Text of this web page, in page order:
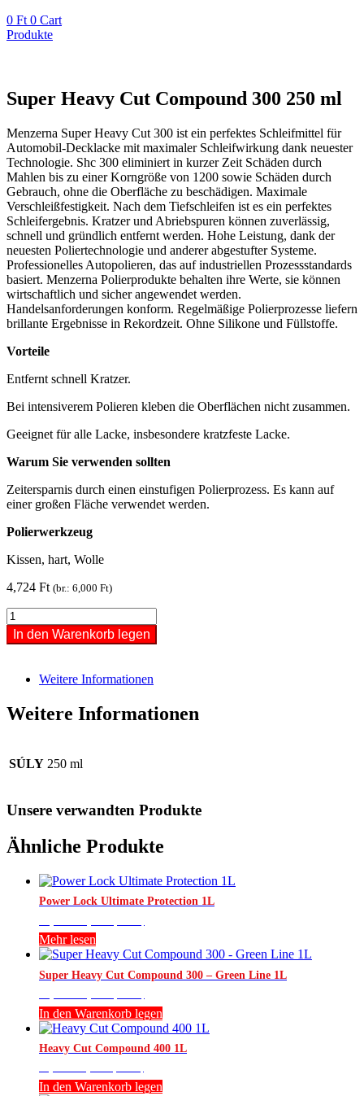
0 Ft 0 Cart
Produkte
Super Heavy Cut Compound 300 250 ml
Menzerna Super Heavy Cut 300 ist ein perfektes Schleifmittel für
Automobil-Decklacke mit maximaler Schleifwirkung dank neuester
Technologie. Shc 300 eliminiert in kurzer Zeit Schäden durch
Mahlen bis zu einer Korngröße von 1200 sowie Schäden durch
Gebrauch, ohne die Oberfläche zu beschädigen. Maximale
Verschleißfestigkeit. Nach dem Tiefschleifen ist es ein perfektes
Schleifergebnis. Kratzer und Abriebspuren können zuverlässig,
schnell und gründlich entfernt werden. Hohe Leistung, dank der
neuesten Poliertechnologie und anderer abgestufter Systeme.
Professionelles Autopolieren, das auf industriellen Prozessstandards
basiert. Menzerna Polierprodukte behalten ihre Werte, sie können
wirtschaftlich und sicher angewendet werden.
Handelsanforderungen konform. Regelmäßige Polierprozesse liefern
brillante Ergebnisse in Rekordzeit. Ohne Silikone und Füllstoffe.
Vorteile
Entfernt schnell Kratzer.
Bei intensiverem Polieren kleben die Oberflächen nicht zusammen.
Geeignet für alle Lacke, insbesondere kratzfeste Lacke.
Warum Sie verwenden sollten
Zeitersparnis durch einen einstufigen Polierprozess. Es kann auf
einer großen Fläche verwendet werden.
Polierwerkzeug
Kissen, hart, Wolle
4,724 Ft (br.: 6,000 Ft)
Super
Heavy
Cut
In den Warenkorb legen
Weitere Informationen
Weitere Informationen
SÚLY 250 ml
Unsere verwandten Produkte
Ähnliche Produkte
Power Lock Ultimate Protection 1L
Mehr lesen
Super Heavy Cut Compound 300 – Green Line 1L
In den Warenkorb legen
Heavy Cut Compound 400 1L
In den Warenkorb legen